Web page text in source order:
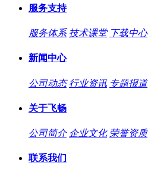
服务支持
服务体系 技术课堂 下载中心
新闻中心
公司动态 行业资讯 专题报道
关于飞畅
公司简介 企业文化 荣誉资质
联系我们